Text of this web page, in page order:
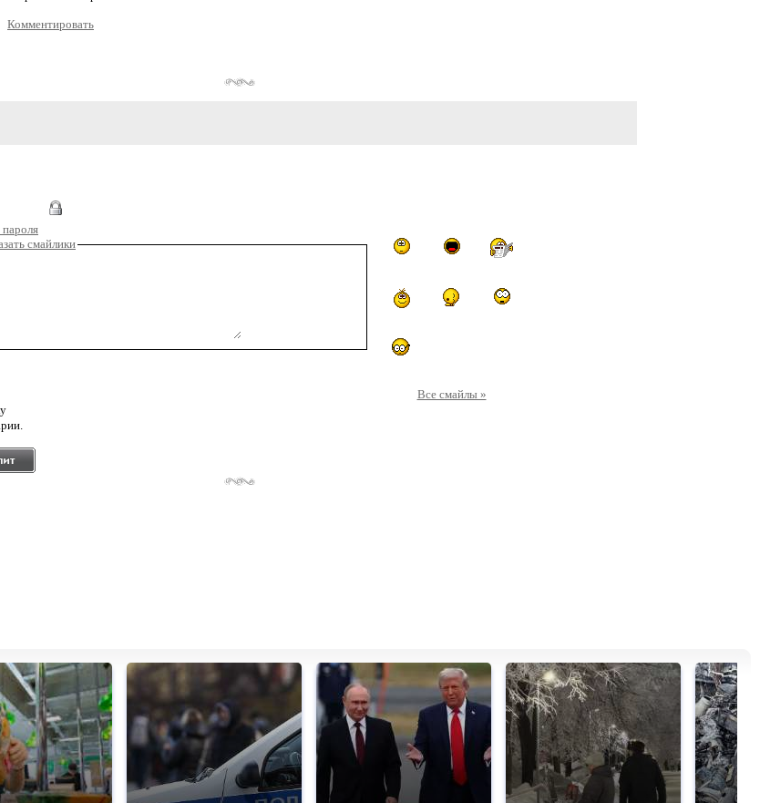
Комментировать
смайлики
Все смайлы »